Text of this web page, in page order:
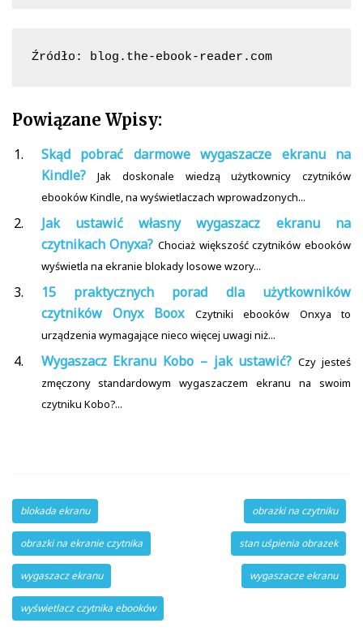
Źródło: blog.the-ebook-reader.com
Powiązane Wpisy:
Skąd pobrać darmowe wygaszacze ekranu na
Kindle?
Jak doskonale wiedzą użytkownicy czytników
ebooków Kindle, na wyświetlaczach wprowadzonych...
Jak ustawić własny wygaszacz ekranu na
czytnikach Onyxa? Chociaż większość czytników ebooków
wyświetla na ekranie blokady losowe wzory...
15 praktycznych porad dla użytkowników
czytników Onyx Boox
Czytniki ebooków Onxya to
urządzenia wymagające nieco więcej uwagi niż...
Wygaszacz Ekranu Kobo – jak ustawić? Czy jesteś
zmęczony standardowym wygaszaczem ekranu na swoim
czytniku Kobo?...
blokada ekranu obrazki na czytniku
obrazki na ekranie czytnika stan uśpienia obrazek
wygaszacz ekranu wygaszacze ekranu
wyświetlacz czytnika ebooków